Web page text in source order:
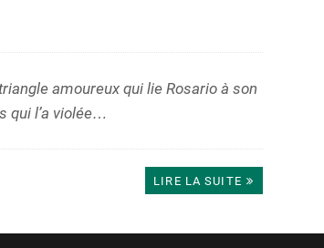
amoureux qui lie Rosario à son
qui l’a violée…
LIRE LA SUITE